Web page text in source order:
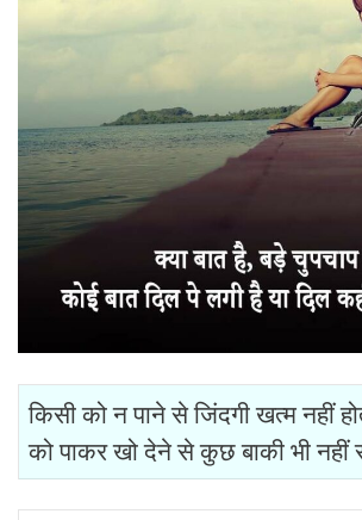
किसी को न पाने से जिंदगी खत्म नहीं
को पाकर खो देने से कुछ बाकी भी नहीं